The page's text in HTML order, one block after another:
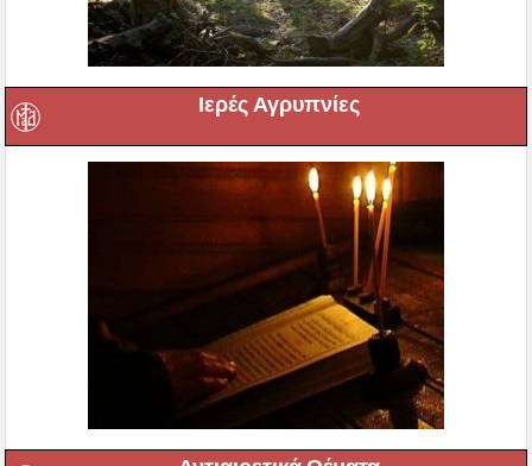
Ιερές Αγρυπνίες